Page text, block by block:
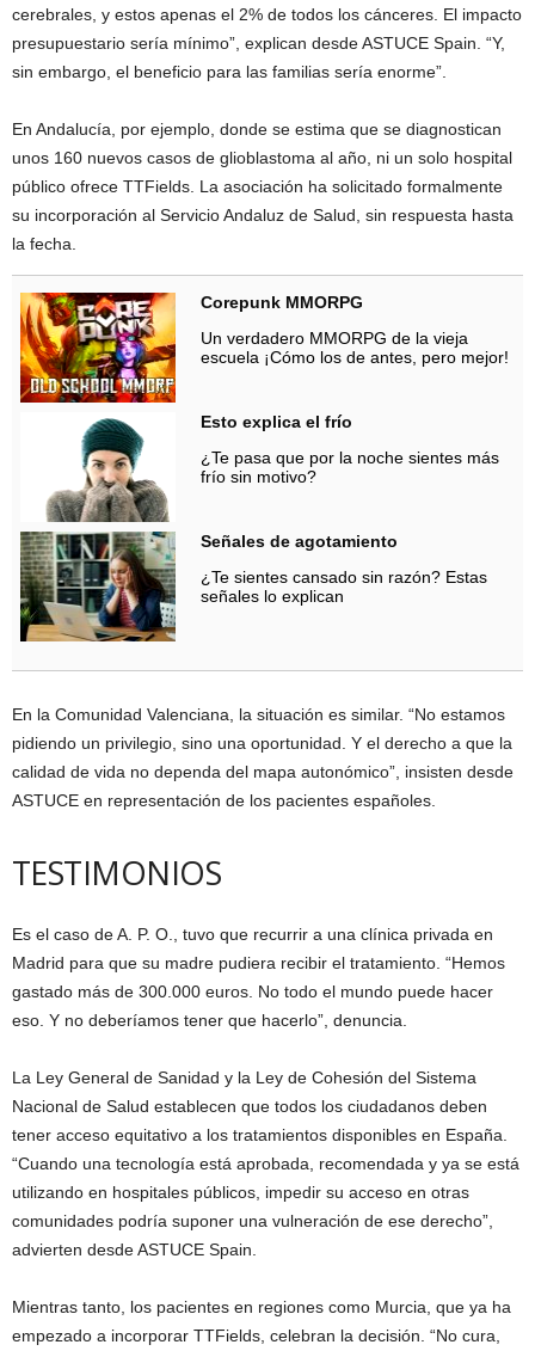
cerebrales, y estos apenas el 2% de todos los cánceres. El impacto
presupuestario sería mínimo”, explican desde ASTUCE Spain. “Y,
sin embargo, el beneficio para las familias sería enorme”.
En Andalucía, por ejemplo, donde se estima que se diagnostican
unos 160 nuevos casos de glioblastoma al año, ni un solo hospital
público ofrece TTFields. La asociación ha solicitado formalmente
su incorporación al Servicio Andaluz de Salud, sin respuesta hasta
la fecha.
Corepunk MMORPG
Un verdadero MMORPG de la vieja
escuela ¡Cómo los de antes, pero mejor!
Esto explica el frío
¿Te pasa que por la noche sientes más
frío sin motivo?
Señales de agotamiento
¿Te sientes cansado sin razón? Estas
señales lo explican
En la Comunidad Valenciana, la situación es similar. “No estamos
pidiendo un privilegio, sino una oportunidad. Y el derecho a que la
calidad de vida no dependa del mapa autonómico”, insisten desde
ASTUCE en representación de los pacientes españoles.
TESTIMONIOS
Es el caso de A. P. O., tuvo que recurrir a una clínica privada en
Madrid para que su madre pudiera recibir el tratamiento. “Hemos
gastado más de 300.000 euros. No todo el mundo puede hacer
eso. Y no deberíamos tener que hacerlo”, denuncia.
La Ley General de Sanidad y la Ley de Cohesión del Sistema
Nacional de Salud establecen que todos los ciudadanos deben
tener acceso equitativo a los tratamientos disponibles en España.
“Cuando una tecnología está aprobada, recomendada y ya se está
utilizando en hospitales públicos, impedir su acceso en otras
comunidades podría suponer una vulneración de ese derecho”,
advierten desde ASTUCE Spain.
Mientras tanto, los pacientes en regiones como Murcia, que ya ha
empezado a incorporar TTFields, celebran la decisión. “No cura,